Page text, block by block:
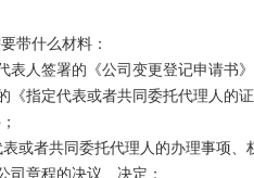
带什么材料：